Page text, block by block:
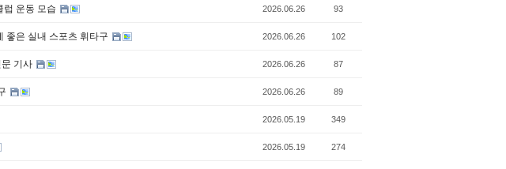
럽 운동 모습 2026.06.26 93
좋은 실내 스포츠 휘타구 2026.06.26 102
기사 2026.06.26 87
2026.06.26 89
2026.05.19 349
2026.05.19 274